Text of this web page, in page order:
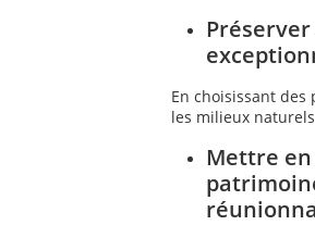
En choisissant
les milieux naturels
Mettre